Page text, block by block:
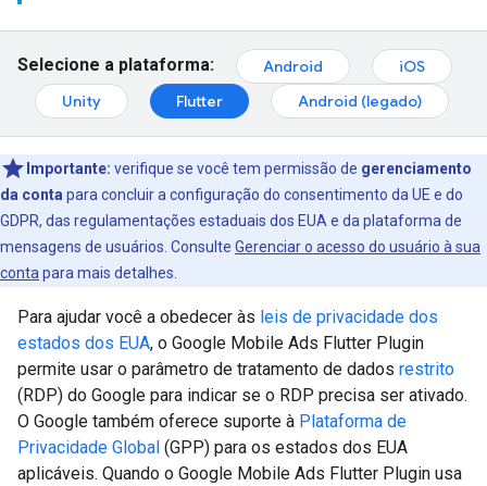
Selecione a plataforma: Android
iOS
Unity
Flutter Android (legado)
Importante: verifique se você tem permissão de gerenciamento
da conta para concluir a configuração do consentimento da UE e do
GDPR, das regulamentações estaduais dos EUA e da plataforma de
mensagens de usuários. Consulte Gerenciar o acesso do usuário à sua
conta para mais detalhes.
Para ajudar você a obedecer às leis de privacidade dos
estados dos EUA, o Google Mobile Ads Flutter Plugin
permite usar o parâmetro de tratamento de dados restrito
(RDP) do Google para indicar se o RDP precisa ser ativado.
O Google também oferece suporte à Plataforma de
Privacidade Global (GPP) para os estados dos EUA
aplicáveis. Quando o Google Mobile Ads Flutter Plugin usa